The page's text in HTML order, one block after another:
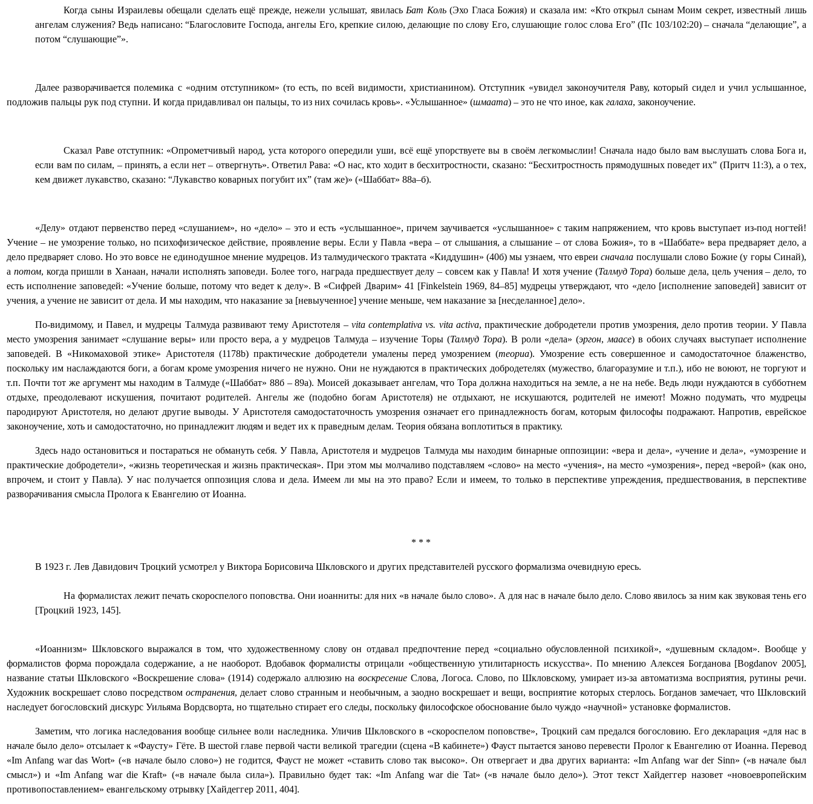
Когда сыны Израилевы обещали сделать ещё прежде, нежели услышат, явилась Бат Коль(Эхо Гласа Божия) и сказала им: «Кто открыл сынам Моим секрет, известный лишь
ангелам служения? Ведь написано: “Благословите Господа, ангелы Его, крепкие силою, делающие по слову Его, слушающие голос слова Его” (Пс 103/102:20) – сначала “делающие”, а
потом “слушающие”».
Далее разворачивается полемика с «одним отступником» (то есть, по всей видимости, христианином). Отступник «увидел законоучителя Раву, который сидел и учил услышанное,
подложив пальцы рук под ступни. И когда придавливал он пальцы, то из них сочилась кровь». «Услышанное» (шмаата) – это не что иное, как галаха, законоучение.
Сказал Раве отступник: «Опрометчивый народ, уста которого опередили уши, всё ещё упорствуете вы в своём легкомыслии! Сначала надо было вам выслушать слова Бога и,
если вам по силам, – принять, а если нет – отвергнуть». Ответил Рава: «О нас, кто ходит в бесхитростности, сказано: “Бесхитростность прямодушных поведет их” (Притч 11:3), а о тех,
кем движет лукавство, сказано: “Лукавство коварных погубит их” (там же)» («Шаббат» 88а–б).
«Делу» отдают первенство перед «слушанием», но «дело» – это и есть «услышанное», причем заучивается «услышанное» с таким напряжением, что кровь выступает из-под ногтей!
Учение – не умозрение только, но психофизическое действие, проявление веры. Если у Павла «вера – от слышания, а слышание – от слова Божия», то в «Шаббате» вера предваряет дело, а
дело предваряет слово. Но это вовсе не единодушное мнение мудрецов. Из талмудического трактата «Киддушин» (40б) мы узнаем, что евреисначала послушали слово Божие (у горы Синай),
а потом, когда пришли в Ханаан, начали исполнять заповеди. Более того, награда предшествует делу – совсем как у Павла! И хотя учение (Талмуд Тора) больше дела, цель учения – дело, то
есть исполнение заповедей: «Учение больше, потому что ведет к делу». В «Сифрей Дварим» 41 [Finkelstein 1969, 84–85] мудрецы утверждают, что «дело [исполнение заповедей] зависит от
учения, а учение не зависит от дела. И мы находим, что наказание за [невыученное] учение меньше, чем наказание за [несделанное] дело».
По-видимому, и Павел, и мудрецы Талмуда развивают тему Аристотеля – vita contemplativa vs. vita activa, практические добродетели против умозрения, дело против теории. У Павла
место умозрения занимает «слушание веры» или просто вера, а у мудрецов Талмуда – изучение Торы (Талмуд Тора). В роли «дела» (эргон, маасе) в обоих случаях выступает исполнение
заповедей. В «Никомаховой этике» Аристотеля (1178b) практические добродетели умалены перед умозрением (теориа). Умозрение есть совершенное и самодостаточное блаженство,
поскольку им наслаждаются боги, а богам кроме умозрения ничего не нужно. Они не нуждаются в практических добродетелях (мужество, благоразумие и т.п.), ибо не воюют, не торгуют и
т.п. Почти тот же аргумент мы находим в Талмуде («Шаббат» 88б – 89а). Моисей доказывает ангелам, что Тора должна находиться на земле, а не на небе. Ведь люди нуждаются в субботнем
отдыхе, преодолевают искушения, почитают родителей. Ангелы же (подобно богам Аристотеля) не отдыхают, не искушаются, родителей не имеют! Можно подумать, что мудрецы
пародируют Аристотеля, но делают другие выводы. У Аристотеля самодостаточность умозрения означает его принадлежность богам, которым философы подражают. Напротив, еврейское
законоучение, хоть и самодостаточно, но принадлежит людям и ведет их к праведным делам. Теория обязана воплотиться в практику.
Здесь надо остановиться и постараться не обмануть себя. У Павла, Аристотеля и мудрецов Талмуда мы находим бинарные оппозиции: «вера и дела», «учение и дела», «умозрение и
практические добродетели», «жизнь теоретическая и жизнь практическая». При этом мы молчаливо подставляем «слово» на место «учения», на место «умозрения», перед «верой» (как оно,
впрочем, и стоит у Павла). У нас получается оппозиция слова и дела. Имеем ли мы на это право? Если и имеем, то только в перспективе упреждения, предшествования, в перспективе
разворачивания смысла Пролога к Евангелию от Иоанна.
* * *
В 1923 г. Лев Давидович Троцкий усмотрел у Виктора Борисовича Шкловского и других представителей русского формализма очевидную ересь.
На формалистах лежит печать скороспелого поповства. Они иоанниты: для них «в начале было слово». А для нас в начале было дело. Слово явилось за ним как звуковая тень его
[Троцкий 1923, 145].
«Иоаннизм» Шкловского выражался в том, что художественному слову он отдавал предпочтение перед «социально обусловленной психикой», «душевным складом». Вообще у
формалистов форма порождала содержание, а не наоборот. Вдобавок формалисты отрицали «общественную утилитарность искусства». По мнению Алексея Богданова [Bogdanov 2005],
название статьи Шкловского «Воскрешение слова» (1914) содержало аллюзию на воскресениеСлова, Логоса. Слово, по Шкловскому, умирает из-за автоматизма восприятия, рутины речи.
Художник воскрешает слово посредствомостранения, делает слово странным и необычным, а заодно воскрешает и вещи, восприятие которых стерлось. Богданов замечает, что Шкловский
наследует богословский дискурс Уильяма Вордсворта, но тщательно стирает его следы, поскольку философское обоснование было чуждо «научной» установке формалистов.
Заметим, что логика наследования вообще сильнее воли наследника. Уличив Шкловского в «скороспелом поповстве», Троцкий сам предался богословию. Его декларация «для нас в
начале было дело» отсылает к «Фаусту» Гёте. В шестой главе первой части великой трагедии (сцена «В кабинете») Фауст пытается заново перевести Пролог к Евангелию от Иоанна. Перевод
«Im Anfang war das Wort» («в начале было слово») не годится, Фауст не может «ставить слово так высоко». Он отвергает и два других варианта: «Im Anfang war der Sinn» («в начале был
смысл») и «Im Anfang war die Kraft» («в начале была сила»). Правильно будет так: «Im Anfang war die Tat» («в начале было дело»). Этот текст Хайдеггер назовет «новоевропейским
противопоставлением» евангельскому отрывку [Хайдеггер 2011, 404].